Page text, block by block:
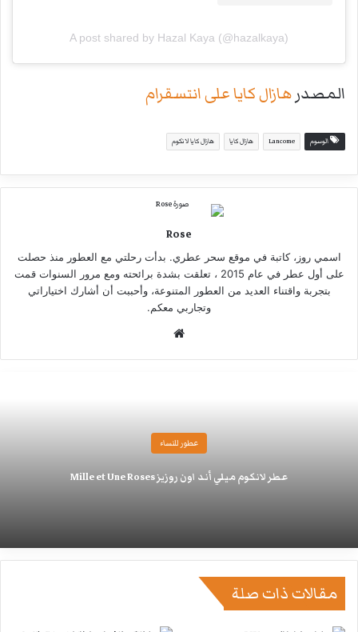
A post shared by Hazal Kaya (@hazalkaya)
المصدر هازال كايا على انتسقرام
الوسوم Lancome هازال كايا هازال كايا لانكوم
Rose
اسمي روز، كاتبة في موقع سحر عطري. بدأت رحلتي مع العطور منذ حصلت
على أول عطر في عام 2015 ، تعلقت بشدة برائحته ومع مرور السنوات قمت
بتجربة واقتناء العديد من العطور المتنوعة، وأحببت أن أشارك اختياراتي
وتجاربي معكم.
عطور للنساء
عطر لانكوم ميلي أند اون روزيز Mille et Une Roses
مقالات ذات صلة